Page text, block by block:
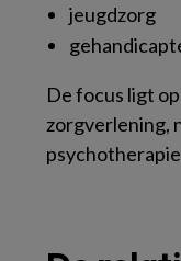
jeugdzorg
De focus ligt
zorgverlening,